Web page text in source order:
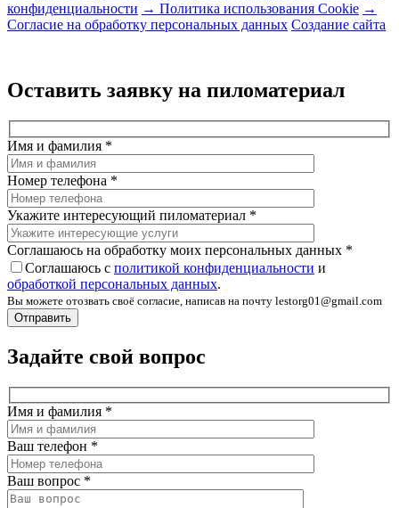
конфиденциальности → Политика использования Cookie →
Согласие на обработку персональных данных Создание сайта
Оставить заявку на пиломатериал
Имя и фамилия *
Номер телефона *
Укажите интересующий пиломатериал *
Соглашаюсь на обработку моих персональных данных *
Соглашаюсь с политикой конфиденциальности и
обработкой персональных данных.
Вы можете отозвать своё согласие, написав на почту lestorg01@gmail.com
Задайте свой вопрос
Имя и фамилия *
Ваш телефон *
Ваш вопрос *